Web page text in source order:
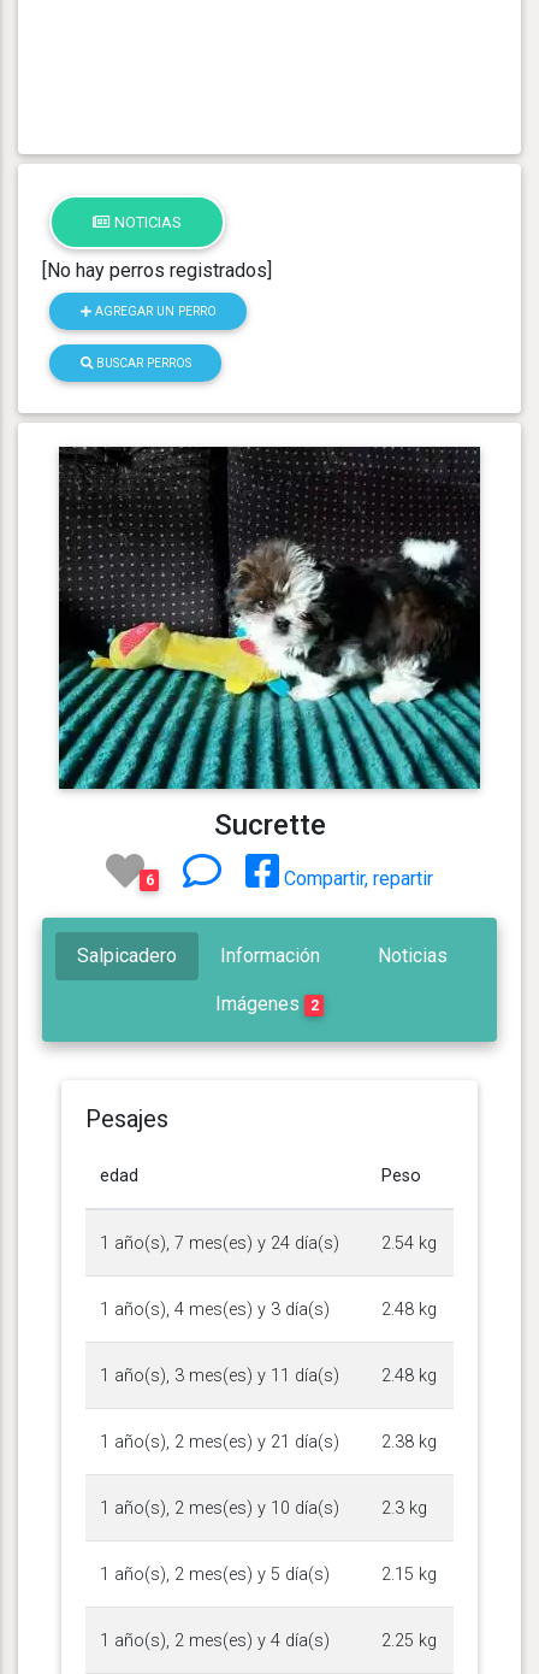
NOTICIAS
[No hay perros registrados]
AGREGAR UN PERRO
BUSCAR PERROS
Sucrette
6 Compartir, repartir
Salpicadero Información Noticias
Imágenes 2
Pesajes
edad Peso
1 año(s), 7 mes(es) y 24 día(s) 2.54 kg
1 año(s), 4 mes(es) y 3 día(s) 2.48 kg
1 año(s), 3 mes(es) y 11 día(s) 2.48 kg
1 año(s), 2 mes(es) y 21 día(s) 2.38 kg
1 año(s), 2 mes(es) y 10 día(s) 2.3 kg
1 año(s), 2 mes(es) y 5 día(s) 2.15 kg
1 año(s), 2 mes(es) y 4 día(s) 2.25 kg